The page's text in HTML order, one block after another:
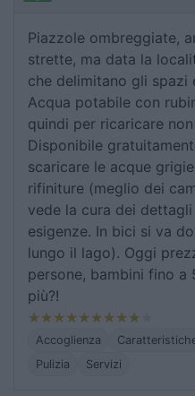
Piazzole ombreggiate,
strette, ma data la
che delimitano gli spazi
Acqua potabile con
quindi per ricaricare
Disponibile
scaricare le acque
rifiniture (meglio dei
vede la cura dei
esigenze. In bici si va
lungo il lago). Oggi
persone, bambini fino a
più?!
Accoglienza
Pulizia
Servizi